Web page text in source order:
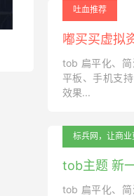
吐血推荐
嘟买买虚拟
tob 扁平化、简
平板、手机支
效果...
标兵网，让商业
tob主题 新
tob 扁平化、简